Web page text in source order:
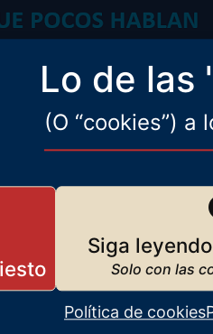
Lo de las
(O “cookies”) a
Siga
Política de cookies